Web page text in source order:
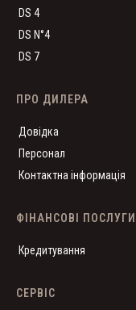
DS 4
DS N°4
DS 7
ПРО ДИЛЕРА
Довідка
Персонал
Контактна інформація
ФІНАНСОВІ ПОСЛУГИ
Кредитування
СЕРВІС